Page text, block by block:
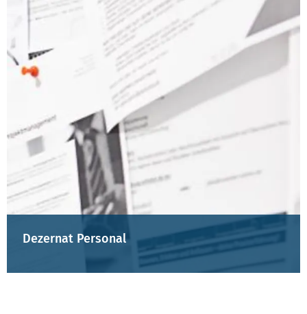
Dezernat Personal